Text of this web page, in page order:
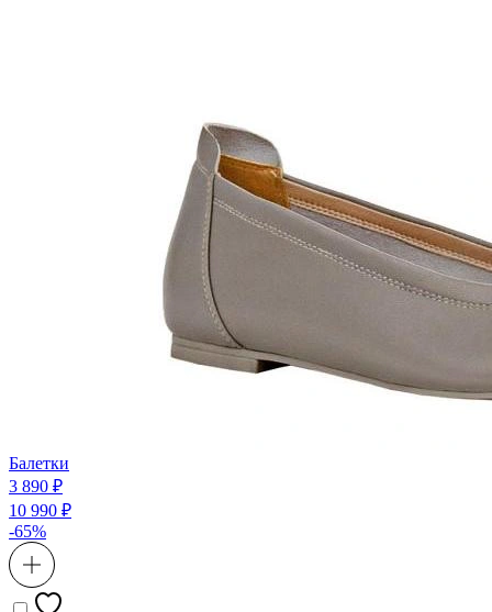
Балетки
3 890 ₽
10 990 ₽
-65%